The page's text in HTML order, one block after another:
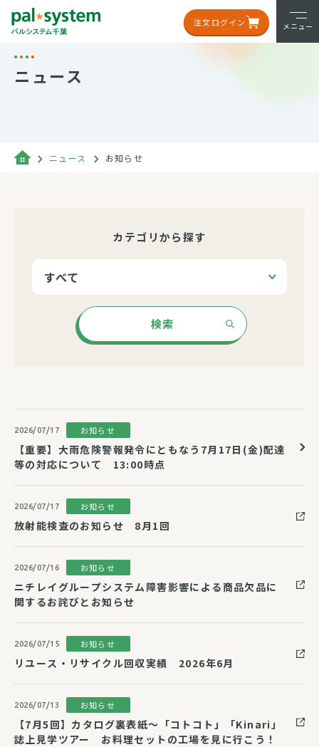
注文ログイン メニュー
ニュース
ニュース お知らせ
カテゴリから探す
検索
2026/07/17 お知らせ
【重要】大雨危険警報発令にともなう7月17日(金)配達
等の対応について 13:00時点
2026/07/17 お知らせ
放射能検査のお知らせ 8月1回
2026/07/16 お知らせ
ニチレイグループシステム障害影響による商品欠品に
関するお詫びとお知らせ
2026/07/15 お知らせ
リユース・リサイクル回収実績 2026年6月
2026/07/13 お知らせ
【7月5回】カタログ裏表紙～「コトコト」「Kinari」
誌上見学ツアー お料理セットの工場を見に行こう！